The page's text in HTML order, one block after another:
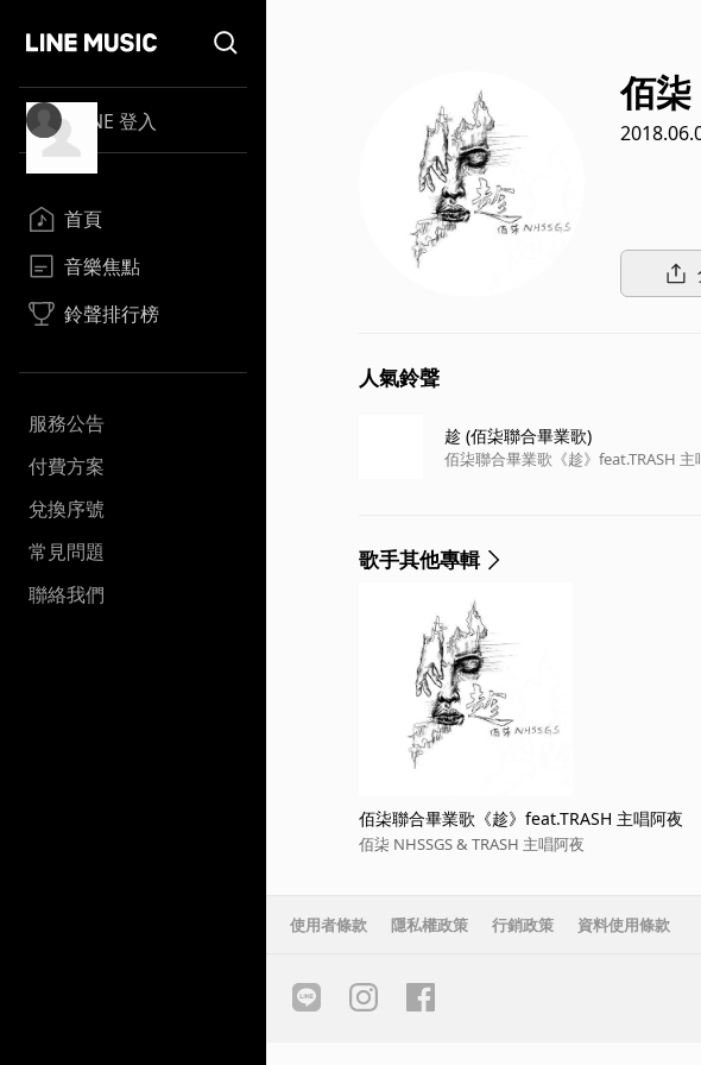
LINE 登入
首頁
音樂焦點
鈴聲排行榜
服務公告
付費方案
兌換序號
常見問題
聯絡我們
佰柒
人氣鈴聲
趁 (佰柒聯合畢業歌)
佰柒聯合畢業歌《趁》feat.TRASH 主
歌手其他專輯
佰柒聯合畢業歌《趁》feat.TRASH 主唱阿夜
佰柒 NHSSGS & TRASH 主唱阿夜
使用者條款 隱私權政策 行銷政策 資料使用條款